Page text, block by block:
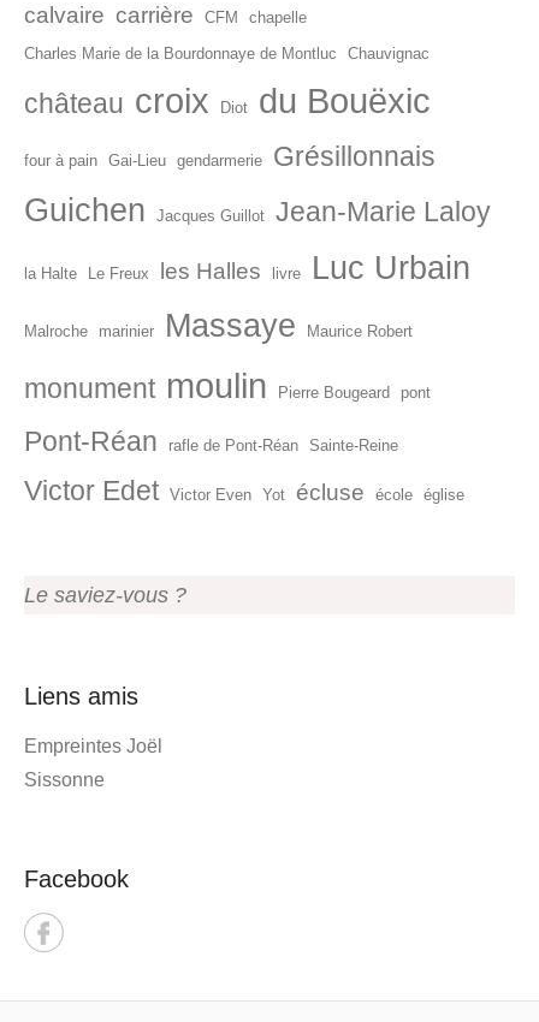
calvaire carrière CFM
chapelle
Charles Marie de la Bourdonnaye de Montluc
Chauvignac
château croix Diot du Bouëxic
four à pain Gai-Lieu gendarmerie Grésillonnais
Guichen Jacques Guillot Jean-Marie Laloy
la Halte Le Freux les Halles livre Luc Urbain
Malroche marinier Massaye Maurice Robert
monument moulin Pierre Bougeard pont
Pont-Réan rafle de Pont-Réan Sainte-Reine
Victor Edet Victor Even Yot écluse école église
Le saviez-vous ?
Liens amis
Empreintes Joël
Sissonne
Facebook